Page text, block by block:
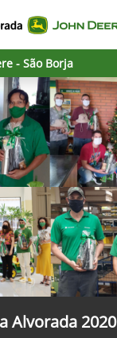
- São Borja
Alvorada 2020